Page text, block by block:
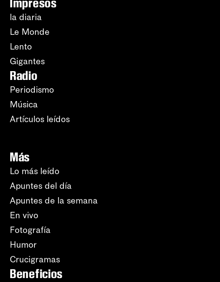
Impresos
la diaria
Le Monde
Lento
Gigantes
Radio
Periodismo
Música
Artículos leídos
Más
Lo más leído
Apuntes del día
Apuntes de la semana
En vivo
Fotografía
Humor
Crucigramas
Beneficios